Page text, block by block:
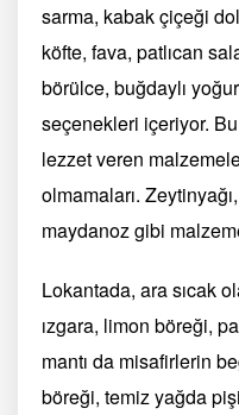
sarma, kabak çiçeği
köfte, fava, patlıcan
börülce, buğdaylı
seçenekleri içeriyor.
lezzet veren
olmamaları.
maydanoz gibi
Lokantada, ara sıcak
ızgara, limon böreği,
mantı da misafirlerin
böreği, temiz yağda